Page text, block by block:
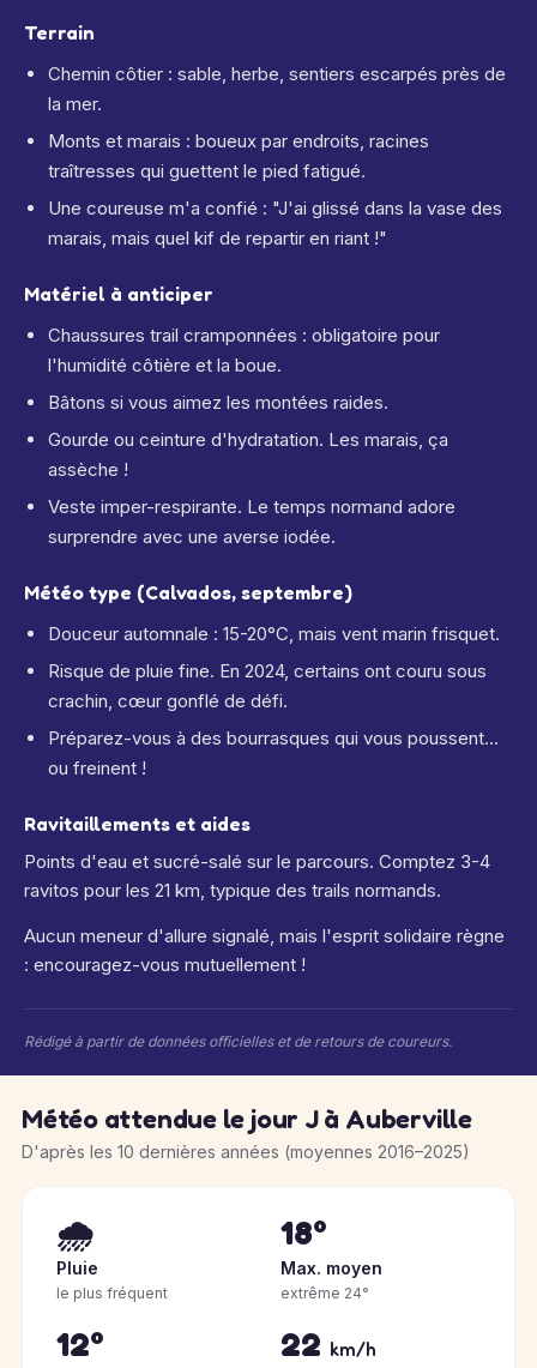
Terrain
Chemin côtier : sable, herbe, sentiers escarpés près de
la mer.
Monts et marais : boueux par endroits, racines
traîtresses qui guettent le pied fatigué.
Une coureuse m'a confié : "J'ai glissé dans la vase des
marais, mais quel kif de repartir en riant !"
Matériel à anticiper
Chaussures trail cramponnées : obligatoire pour
l'humidité côtière et la boue.
Bâtons si vous aimez les montées raides.
Gourde ou ceinture d'hydratation. Les marais, ça
assèche !
Veste imper-respirante. Le temps normand adore
surprendre avec une averse iodée.
Météo type (Calvados, septembre)
Douceur automnale : 15-20°C, mais vent marin frisquet.
Risque de pluie fine. En 2024, certains ont couru sous
crachin, cœur gonflé de défi.
Préparez-vous à des bourrasques qui vous poussent...
ou freinent !
Ravitaillements et aides
Points d'eau et sucré-salé sur le parcours. Comptez 3-4
ravitos pour les 21 km, typique des trails normands.
Aucun meneur d'allure signalé, mais l'esprit solidaire règne
: encouragez-vous mutuellement !
Rédigé à partir de données officielles et de retours de coureurs.
Météo attendue le jour J à Auberville
D'après les 10 dernières années (moyennes 2016–2025)
🌧️
Pluie
le plus fréquent
18°
Max. moyen
extrême 24°
12° 22 km/h